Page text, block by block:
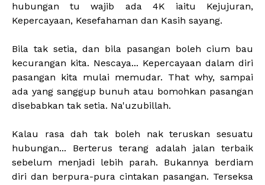
hubungan tu wajib ada 4K iaitu Kejujuran,
Kepercayaan, Kesefahaman dan Kasih sayang.
Bila tak setia, dan bila pasangan boleh cium bau
kecurangan kita. Nescaya... Kepercayaan dalam diri
pasangan kita mulai memudar. That why, sampai
ada yang sanggup bunuh atau bomohkan pasangan
disebabkan tak setia. Na'uzubillah.
Kalau rasa dah tak boleh nak teruskan sesuatu
hubungan... Berterus terang adalah jalan terbaik
sebelum menjadi lebih parah. Bukannya berdiam
diri dan berpura-pura cintakan pasangan. Terseksa